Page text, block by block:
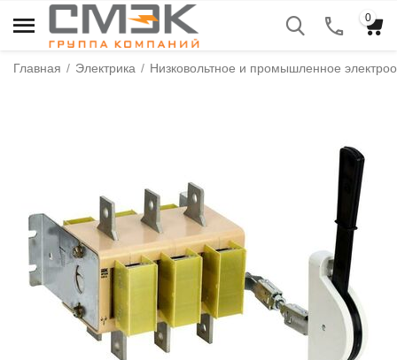
0
Главная / Электрика / Низковольтное и промышленное